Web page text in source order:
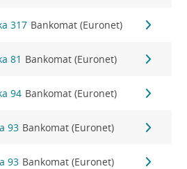
317 Bankomat (Euronet)
81 Bankomat (Euronet)
94 Bankomat (Euronet)
93 Bankomat (Euronet)
93 Bankomat (Euronet)